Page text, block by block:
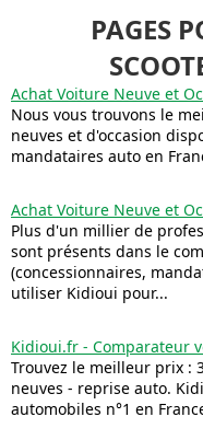
PAGES
Achat Voiture Neuve et
Nous vous trouvons le
neuves et d'occasion
mandataires auto en
Achat Voiture Neuve et
Plus d'un millier de
sont présents dans le
(concessionnaires,
utiliser Kidioui pour...
Kidioui.fr - Comparateur
Trouvez le meilleur prix :
neuves - reprise auto.
automobiles n°1 en